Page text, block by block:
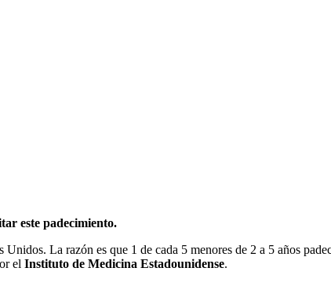
este padecimiento.
La razón es que 1 de cada 5 menores de 2 a 5 años
el Instituto de Medicina Estadounidense.